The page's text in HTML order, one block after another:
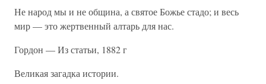
Не народ мы и не община, а святое Божье стадо; и весь
мир — это жертвенный алтарь для нас.
Гордон — Из статьи, 1882 г
Великая загадка истории.